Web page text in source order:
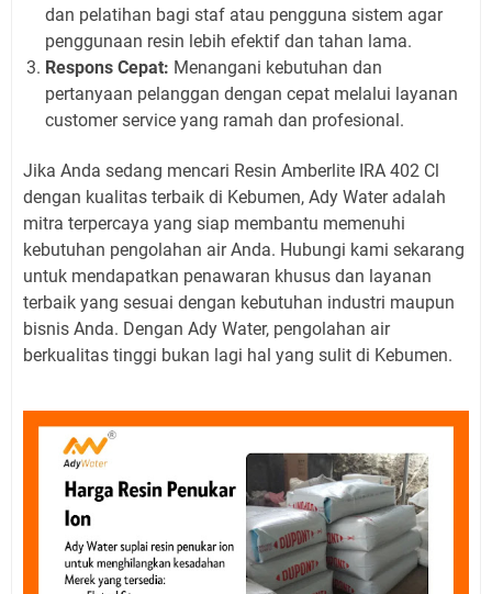
dan pelatihan bagi staf atau pengguna sistem agar
penggunaan resin lebih efektif dan tahan lama.
Respons Cepat: Menangani kebutuhan dan
pertanyaan pelanggan dengan cepat melalui layanan
customer service yang ramah dan profesional.
Jika Anda sedang mencari Resin Amberlite IRA 402 Cl
dengan kualitas terbaik di Kebumen, Ady Water adalah
mitra terpercaya yang siap membantu memenuhi
kebutuhan pengolahan air Anda. Hubungi kami sekarang
untuk mendapatkan penawaran khusus dan layanan
terbaik yang sesuai dengan kebutuhan industri maupun
bisnis Anda. Dengan Ady Water, pengolahan air
berkualitas tinggi bukan lagi hal yang sulit di Kebumen.